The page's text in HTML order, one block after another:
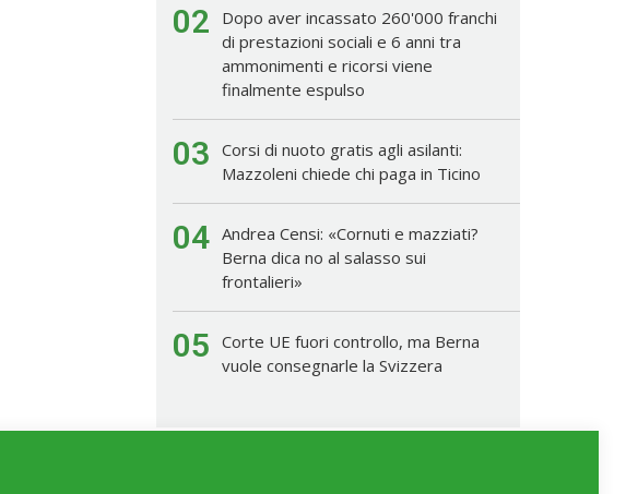
02
Dopo aver incassato 260'000 franchi
di prestazioni sociali e 6 anni tra
ammonimenti e ricorsi viene
finalmente espulso
03 Corsi di nuoto gratis agli asilanti:
Mazzoleni chiede chi paga in Ticino
04 Andrea Censi: «Cornuti e mazziati?
Berna dica no al salasso sui
frontalieri»
05 Corte UE fuori controllo, ma Berna
vuole consegnarle la Svizzera